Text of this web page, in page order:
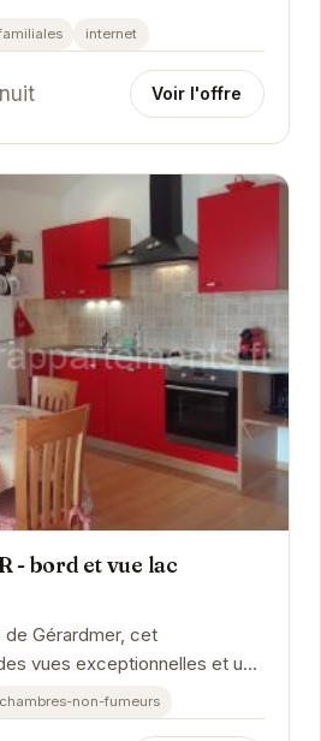
internet
Voir l'offre
- bord et vue lac
de Gérardmer, cet
vues exceptionnelles et un
activités de la région.
chambres-non-fumeurs